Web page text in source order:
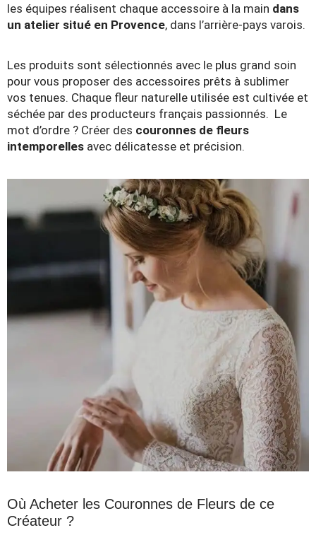
les équipes réalisent chaque accessoire à la main dans
un atelier situé en Provence, dans l’arrière-pays varois.
Les produits sont sélectionnés avec le plus grand soin
pour vous proposer des accessoires prêts à sublimer
vos tenues. Chaque fleur naturelle utilisée est cultivée et
séchée par des producteurs français passionnés. Le
mot d’ordre ? Créer des couronnes de fleurs
intemporelles avec délicatesse et précision.
Où Acheter les Couronnes de Fleurs de ce
Créateur ?